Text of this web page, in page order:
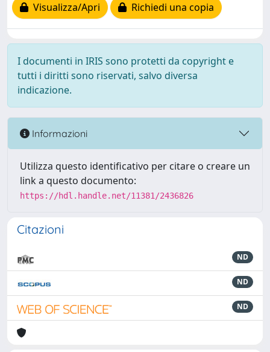
Visualizza/Apri
Richiedi una copia
I documenti in IRIS sono protetti da copyright e
tutti i diritti sono riservati, salvo diversa
indicazione.
Informazioni
Utilizza questo identificativo per citare o creare un
link a questo documento:
https://hdl.handle.net/11381/2436826
Citazioni
ND
ND
ND